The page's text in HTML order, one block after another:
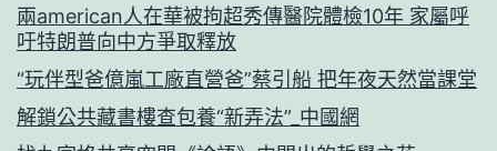
兩american人在華被拘超秀傳醫院體檢10年 家屬呼
吁特朗普向中方爭取釋放
“玩伴型爸億嵐工廠直營爸”蔡引船 把年夜天然當課堂
解鎖公共藏書樓查包養“新弄法”_中國網